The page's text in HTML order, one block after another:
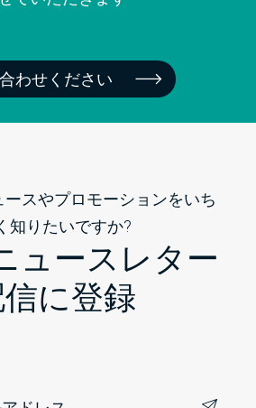
わせください
スやプロモーションをいち
知りたいですか?
ュースレター
に登録